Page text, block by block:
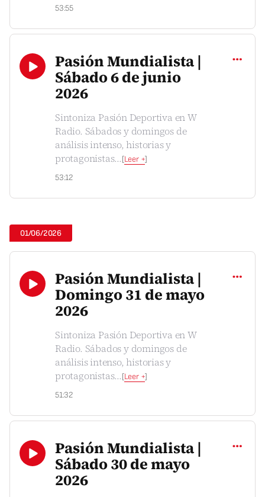
53:55
Pasión Mundialista |
Sábado 6 de junio
2026
Sintoniza Pasión Deportiva en W
Radio. Sábados y domingos de
análisis intenso, historias y
protagonistas...[Leer +]
53:12
01/06/2026
Pasión Mundialista |
Domingo 31 de mayo
2026
Sintoniza Pasión Deportiva en W
Radio. Sábados y domingos de
análisis intenso, historias y
protagonistas...[Leer +]
51:32
Pasión Mundialista |
Sábado 30 de mayo
2026